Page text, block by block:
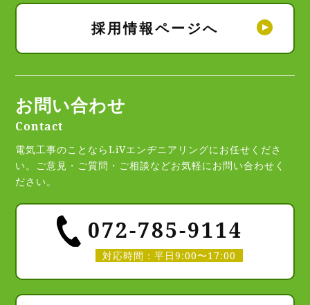
採用情報ページへ
お問い合わせ
Contact
電気工事のことならLiVエンヂニアリングにお任せくださ
い。 ご意見・ご質問・ご相談などお気軽にお問い合わせく
ださい。
072‐785‐9114
対応時間：平日9:00〜17:00